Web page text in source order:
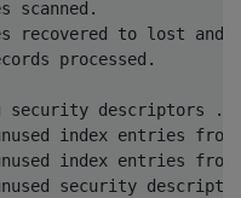
files recovered
security descriptors
index entries
index entries
security